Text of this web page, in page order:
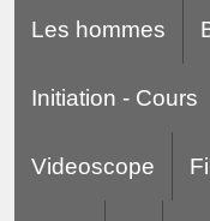
Les hommes
Initiation - Cours
Videoscope